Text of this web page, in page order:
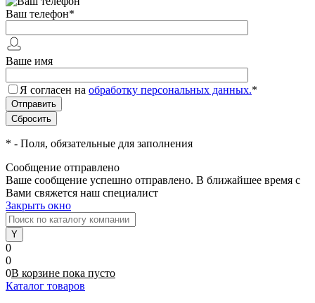
Ваш телефон*
Ваше имя
Я согласен на обработку персональных данных.*
* - Поля, обязательные для заполнения
Сообщение отправлено
Ваше сообщение успешно отправлено. В ближайшее время с
Вами свяжется наш специалист
Закрыть окно
0
0
0В корзине пока пусто
Каталог товаров